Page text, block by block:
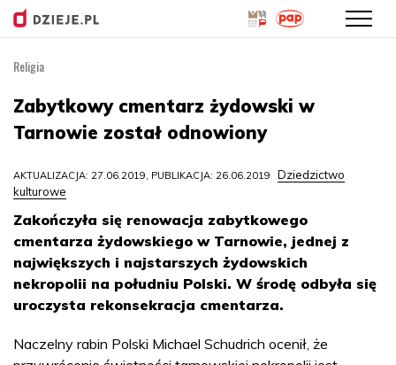
treści
Religia
Zabytkowy cmentarz żydowski w
Tarnowie został odnowiony
AKTUALIZACJA: 27.06.2019, PUBLIKACJA: 26.06.2019
Dziedzictwo
kulturowe
Zakończyła się renowacja zabytkowego
cmentarza żydowskiego w Tarnowie, jednej z
największych i najstarszych żydowskich
nekropolii na południu Polski. W środę odbyła się
uroczysta rekonsekracja cmentarza.
Naczelny rabin Polski Michael Schudrich ocenił, że